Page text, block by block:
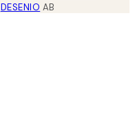
DESENIO AB